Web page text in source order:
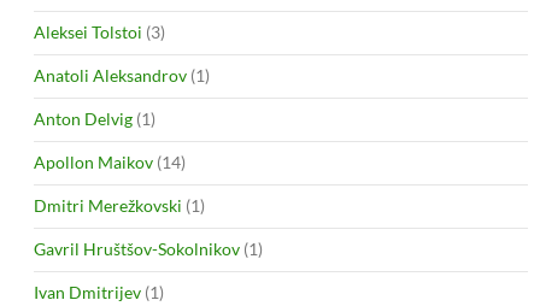
Aleksei Tolstoi (3)
Anatoli Aleksandrov (1)
Anton Delvig (1)
Apollon Maikov (14)
Dmitri Merežkovski (1)
Gavril Hruštšov-Sokolnikov (1)
Ivan Dmitrijev (1)